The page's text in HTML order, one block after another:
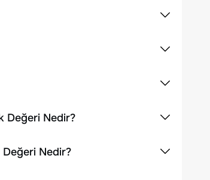
Değeri Nedir?
Nedir?